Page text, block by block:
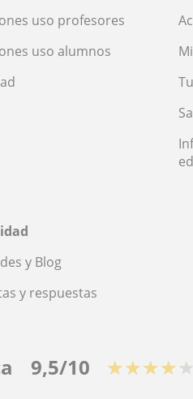
uso profesores
uso alumnos
y Blog
y respuestas
9,5/10 ★★★★★